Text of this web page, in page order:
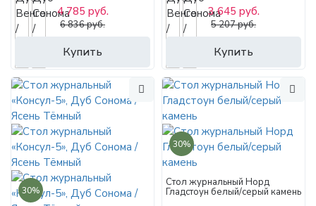
Купить
4 785 руб.
6 836 руб.
Купить
3 645 руб.
5 207 руб.
30%
30%
Стол журнальный Норд
Гладстоун белый/серый камень